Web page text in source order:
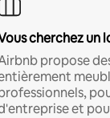
cherchez un
propose
et